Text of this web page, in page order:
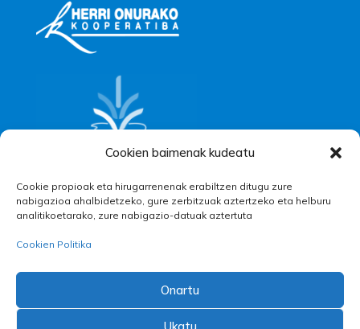
Cookien baimenak kudeatu
Cookie propioak eta hirugarrenenak erabiltzen ditugu zure
nabigazioa ahalbidetzeko, gure zerbitzuak aztertzeko eta helburu
analitikoetarako, zure nabigazio-datuak aztertuta
Cookien Politika
Onartu
Ukatu